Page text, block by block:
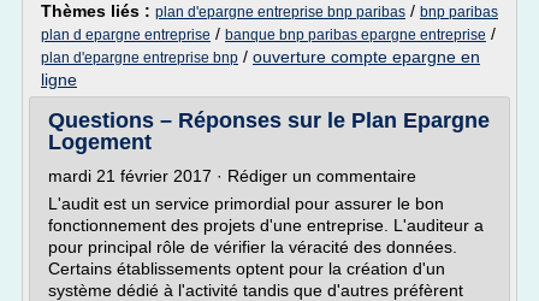
Thèmes liés : plan d'epargne entreprise bnp paribas / bnp paribas
plan d epargne entreprise / banque bnp paribas epargne entreprise /
plan d'epargne entreprise bnp / ouverture compte epargne en
ligne
Questions – Réponses sur le Plan Epargne
Logement
mardi 21 février 2017 · Rédiger un commentaire
L'audit est un service primordial pour assurer le bon
fonctionnement des projets d'une entreprise. L'auditeur a
pour principal rôle de vérifier la véracité des données.
Certains établissements optent pour la création d'un
système dédié à l'activité tandis que d'autres préfèrent